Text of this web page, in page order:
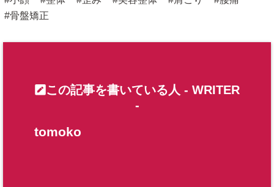
骨盤矯正
この記事を書いている人 - WRITER
-
tomoko